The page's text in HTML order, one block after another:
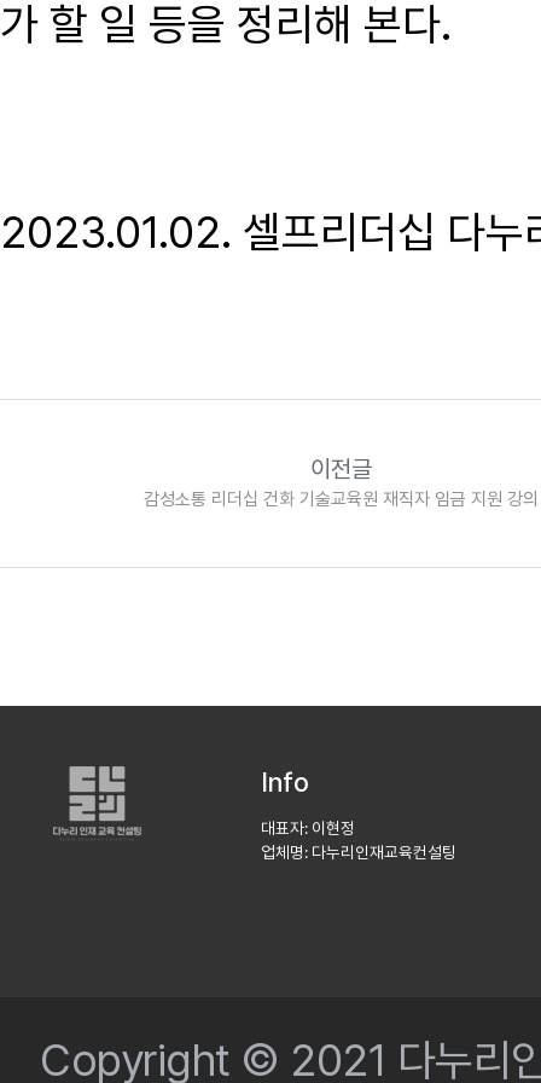
가 할 일 등을 정리해 본다.
2023.01.02. 셀프리더십 다누
이전글
감성소통 리더십 건화 기술교육원 재직자 임금 지원 강의
Info
대표자: 이현정
업체명: 다누리인재교육컨설팅
Copyright © 2021 다누리